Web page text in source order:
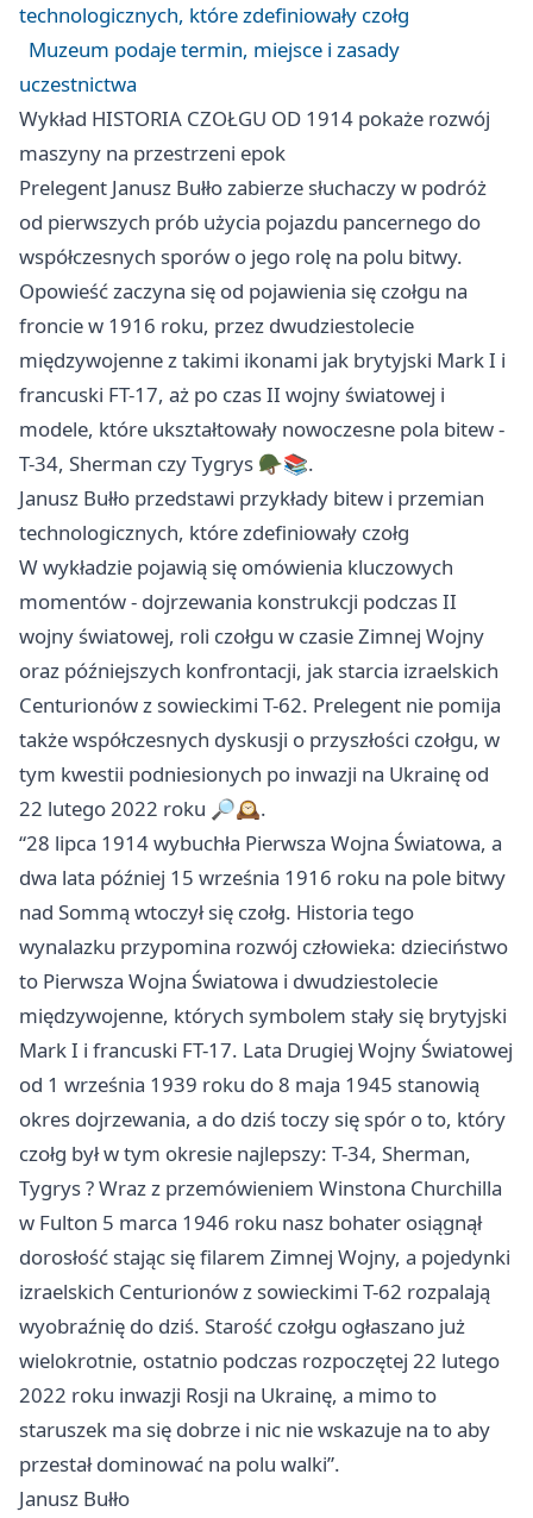
technologicznych, które zdefiniowały czołg
Muzeum podaje termin, miejsce i zasady
uczestnictwa
Wykład HISTORIA CZOŁGU OD 1914 pokaże rozwój
maszyny na przestrzeni epok
Prelegent Janusz Bułło zabierze słuchaczy w podróż
od pierwszych prób użycia pojazdu pancernego do
współczesnych sporów o jego rolę na polu bitwy.
Opowieść zaczyna się od pojawienia się czołgu na
froncie w 1916 roku, przez dwudziestolecie
międzywojenne z takimi ikonami jak brytyjski Mark I i
francuski FT-17, aż po czas II wojny światowej i
modele, które ukształtowały nowoczesne pola bitew -
T-34, Sherman czy Tygrys 🪖📚.
Janusz Bułło przedstawi przykłady bitew i przemian
technologicznych, które zdefiniowały czołg
W wykładzie pojawią się omówienia kluczowych
momentów - dojrzewania konstrukcji podczas II
wojny światowej, roli czołgu w czasie Zimnej Wojny
oraz późniejszych konfrontacji, jak starcia izraelskich
Centurionów z sowieckimi T-62. Prelegent nie pomija
także współczesnych dyskusji o przyszłości czołgu, w
tym kwestii podniesionych po inwazji na Ukrainę od
22 lutego 2022 roku 🔎🕰️.
“28 lipca 1914 wybuchła Pierwsza Wojna Światowa, a
dwa lata później 15 września 1916 roku na pole bitwy
nad Sommą wtoczył się czołg. Historia tego
wynalazku przypomina rozwój człowieka: dzieciństwo
to Pierwsza Wojna Światowa i dwudziestolecie
międzywojenne, których symbolem stały się brytyjski
Mark I i francuski FT-17. Lata Drugiej Wojny Światowej
od 1 września 1939 roku do 8 maja 1945 stanowią
okres dojrzewania, a do dziś toczy się spór o to, który
czołg był w tym okresie najlepszy: T-34, Sherman,
Tygrys ? Wraz z przemówieniem Winstona Churchilla
w Fulton 5 marca 1946 roku nasz bohater osiągnął
dorosłość stając się filarem Zimnej Wojny, a pojedynki
izraelskich Centurionów z sowieckimi T-62 rozpalają
wyobraźnię do dziś. Starość czołgu ogłaszano już
wielokrotnie, ostatnio podczas rozpoczętej 22 lutego
2022 roku inwazji Rosji na Ukrainę, a mimo to
staruszek ma się dobrze i nic nie wskazuje na to aby
przestał dominować na polu walki”.
Janusz Bułło